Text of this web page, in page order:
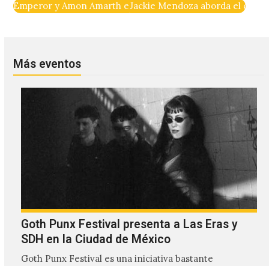
Emperor y Amon Amarth entre los primeros confirmados
Jackie Mendoza aborda el
Más eventos
Goth Punx Festival presenta a Las Eras y
SDH en la Ciudad de México
Goth Punx Festival es una iniciativa bastante